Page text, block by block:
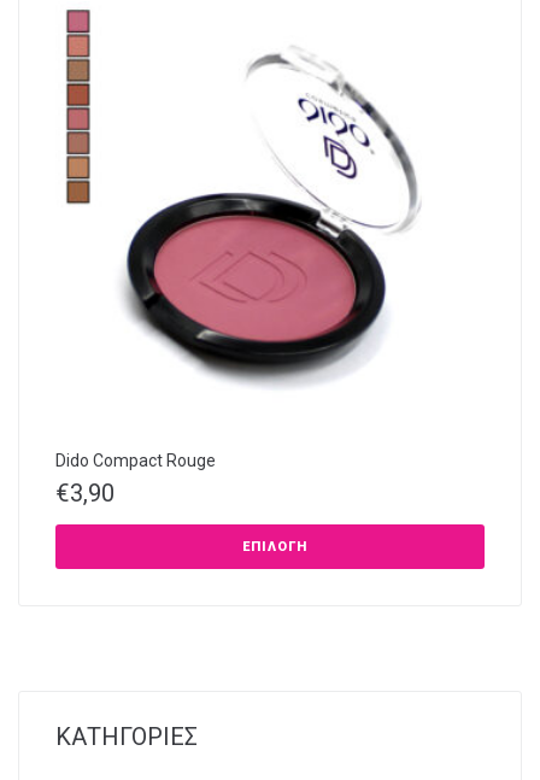
Dido Compact Rouge
€3,90
ΕΠΙΛΟΓΉ
ΚΑΤΗΓΟΡΙΕΣ